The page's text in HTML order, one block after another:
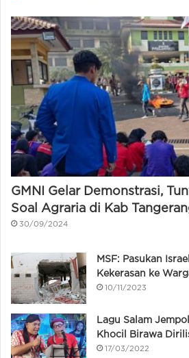
GMNI Gelar Demonstrasi,
Soal Agraria di Kab
30/09/2024
MSF: Pasukan
Kekerasan ke
10/11/2023
Lagu Salam
Khocil Birawa
17/03/2022